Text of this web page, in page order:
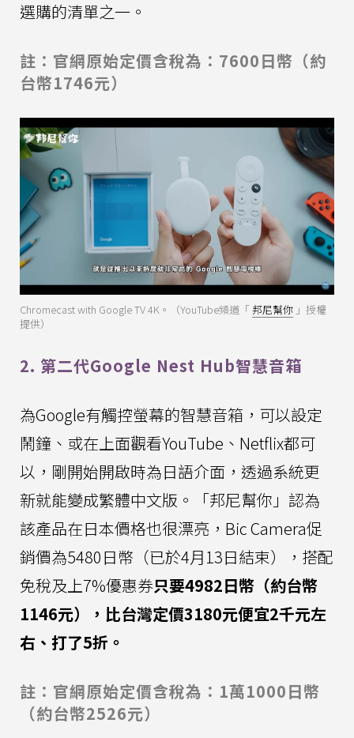
選購的清單之一。
註：官網原始定價含稅為：7600日幣（約
台幣1746元）
Chromecast with Google TV 4K。（YouTube頻道「邦尼幫你 」授權
提供）
2. 第二代Google Nest Hub智慧音箱
為Google有觸控螢幕的智慧音箱，可以設定
鬧鐘、或在上面觀看YouTube、Netflix都可
以，剛開始開啟時為日語介面，透過系統更
新就能變成繁體中文版。「邦尼幫你」認為
該產品在日本價格也很漂亮，Bic Camera促
銷價為5480日幣（已於4月13日結束），搭配
免稅及上7%優惠券只要4982日幣（約台幣
1146元），比台灣定價3180元便宜2千元左
右、打了5折。
註：官網原始定價含稅為：1萬1000日幣
（約台幣2526元）